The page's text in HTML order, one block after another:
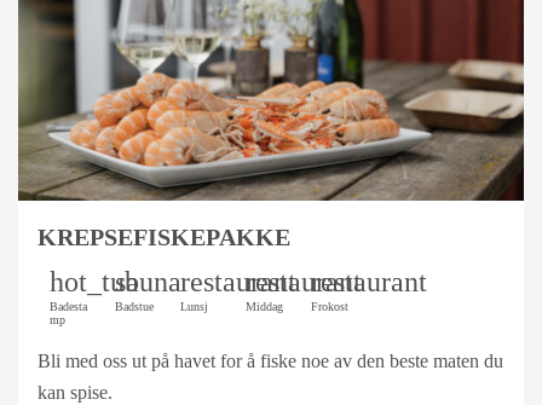
KREPSEFISKEPAKKE
hot_tub
Badesta
mp
sauna
Badstue
restaurant
Lunsj
restaurant
Middag
restaurant
Frokost
Bli med oss ut på havet for å fiske noe av den beste maten du
kan spise.